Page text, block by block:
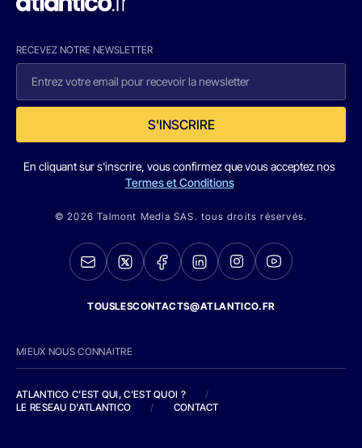
RECEVEZ NOTRE NEWSLETTER
S'INSCRIRE
En cliquant sur s'inscrire, vous confirmez que vous acceptez nos
Termes et Conditions
© 2026 Talmont Media SAS. tous droits réservés.
TOUSLESCONTACTS@ATLANTICO.FR
MIEUX NOUS CONNAITRE
ATLANTICO C'EST QUI, C'EST QUOI ?
/
LE RESEAU D'ATLANTICO
/ CONTACT